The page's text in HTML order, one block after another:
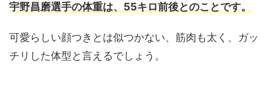
宇野昌磨選手の体重は、55キロ前後とのことです。
可愛らしい顔つきとは似つかない、筋肉も太く、ガッ
チリした体型と言えるでしょう。